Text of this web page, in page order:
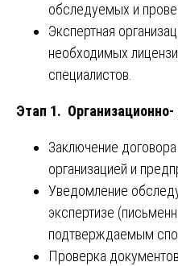
обследуемых и
Экспертная
необходимых
специалистов.
Этап 1. Организационно-
Заключение
организацией и
Уведомление
экспертизе
подтверждаемым
Проверка